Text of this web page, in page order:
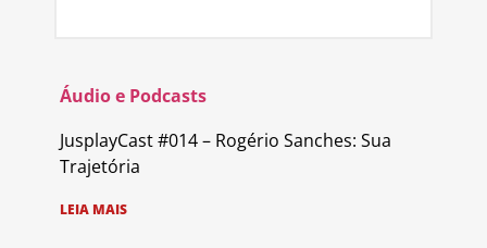
Áudio e Podcasts
JusplayCast #014 – Rogério Sanches: Sua
Trajetória
LEIA MAIS